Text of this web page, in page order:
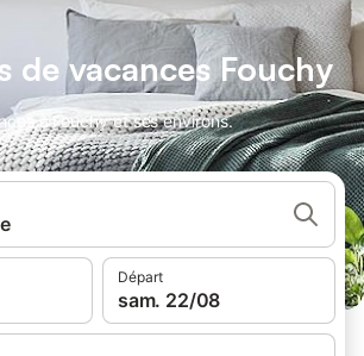
de vacances Fouchy
à Fouchy et ses environs.
Départ
sam. 22/08